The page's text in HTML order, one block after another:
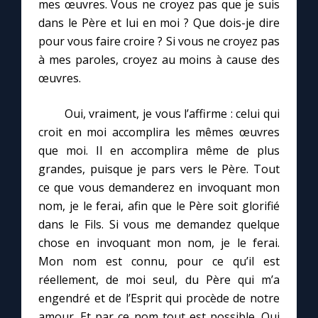
mes œuvres. Vous ne croyez pas que je suis
dans le Père et lui en moi ? Que dois-je dire
pour vous faire croire ? Si vous ne croyez pas
à mes paroles, croyez au moins à cause des
œuvres.
Oui, vraiment, je vous l’affirme : celui qui
croit en moi accomplira les mêmes œuvres
que moi. Il en accomplira même de plus
grandes, puisque je pars vers le Père. Tout
ce que vous demanderez en invoquant mon
nom, je le ferai, afin que le Père soit glorifié
dans le Fils. Si vous me demandez quelque
chose en invoquant mon nom, je le ferai.
Mon nom est connu, pour ce qu’il est
réellement, de moi seul, du Père qui m’a
engendré et de l’Esprit qui procède de notre